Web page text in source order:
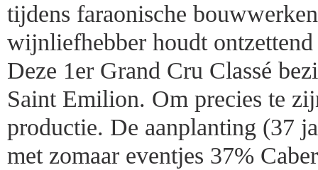
tijdens faraonische
wijnliefhebber houdt
Deze 1er Grand Cru Classé
Saint Emilion. Om precies te
productie. De aanplanting (37
met zomaar eventjes 37%